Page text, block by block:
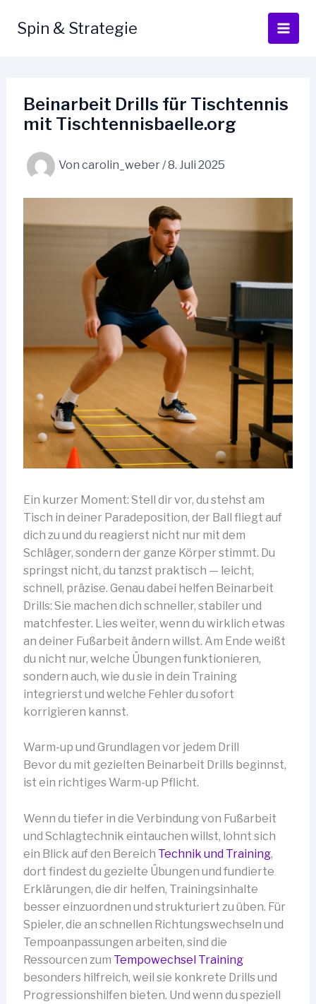
InhaltSpin & Strategie
Beinarbeit Drills für Tischtennis
mit Tischtennisbaelle.org
Von carolin_weber/8. Juli 2025
Ein kurzer Moment: Stell dir vor, du stehst am
Tisch in deiner Paradeposition, der Ball fliegt auf
dich zu und du reagierst nicht nur mit dem
Schläger, sondern der ganze Körper stimmt. Du
springst nicht, du tanzst praktisch — leicht,
schnell, präzise. Genau dabei helfen Beinarbeit
Drills: Sie machen dich schneller, stabiler und
matchfester. Lies weiter, wenn du wirklich etwas
an deiner Fußarbeit ändern willst. Am Ende weißt
du nicht nur, welche Übungen funktionieren,
sondern auch, wie du sie in dein Training
integrierst und welche Fehler du sofort
korrigieren kannst.
Warm-up und Grundlagen vor jedem Drill
Bevor du mit gezielten Beinarbeit Drills beginnst,
ist ein richtiges Warm-up Pflicht.
Wenn du tiefer in die Verbindung von Fußarbeit
und Schlagtechnik eintauchen willst, lohnt sich
ein Blick auf den Bereich Technik und Training,
dort findest du gezielte Übungen und fundierte
Erklärungen, die dir helfen, Trainingsinhalte
besser einzuordnen und strukturiert zu üben. Für
Spieler, die an schnellen Richtungswechseln und
Tempoanpassungen arbeiten, sind die
Ressourcen zum Tempowechsel Training
besonders hilfreich, weil sie konkrete Drills und
Progressionshilfen bieten. Und wenn du speziell